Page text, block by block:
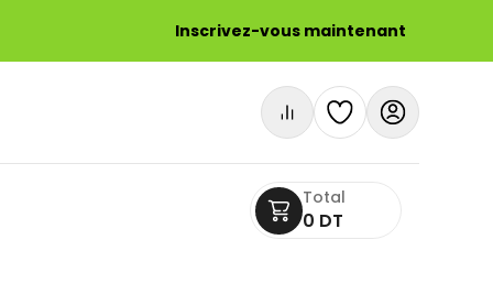
Inscrivez-vous maintenant
Total
0 DT